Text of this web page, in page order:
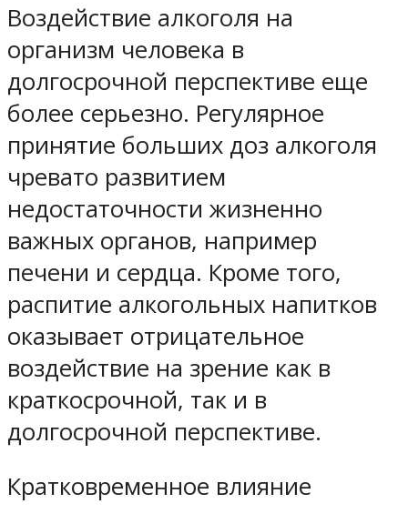
Воздействие алкоголя на
организм человека в
долгосрочной перспективе еще
более серьезно. Регулярное
принятие больших доз алкоголя
чревато развитием
недостаточности жизненно
важных органов, например
печени и сердца. Кроме того,
распитие алкогольных напитков
оказывает отрицательное
воздействие на зрение как в
краткосрочной, так и в
долгосрочной перспективе.
Кратковременное влияние